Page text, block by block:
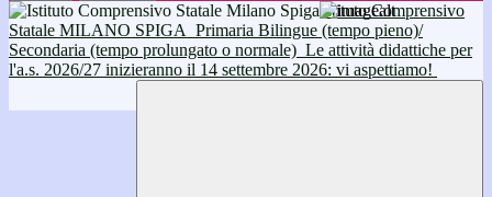
Istituto Comprensivo
Statale MILANO SPIGA Primaria Bilingue (tempo pieno)/
Secondaria (tempo prolungato o normale) Le attività didattiche per
l'a.s. 2026/27 inizieranno il 14 settembre 2026: vi aspettiamo!